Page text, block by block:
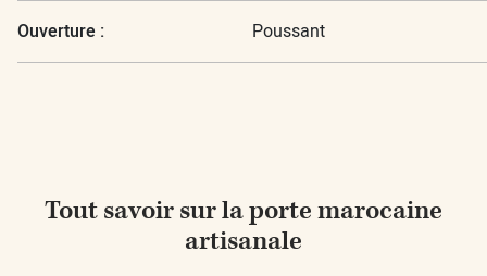
Ouverture : Poussant
Tout savoir sur la porte marocaine
artisanale